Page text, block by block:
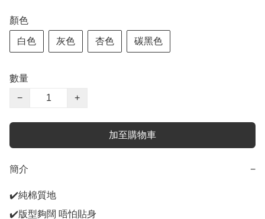
顏色
白色 灰色 杏色 碳黑色
數量
−
+
加至購物車
簡介 −
✔️純棉質地